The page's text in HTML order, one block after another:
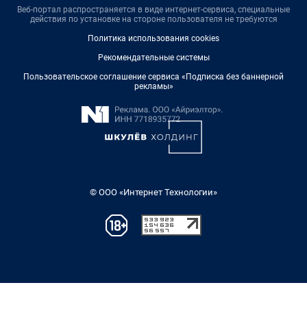
Веб-портал распространяется в виде интернет-сервиса, специальные
действия по установке на стороне пользователя не требуются
Политика использования cookies
Рекомендательные системы
Пользовательское соглашение сервиса «Подписка без баннерной
рекламы»
© ООО «Интернет Технологии»